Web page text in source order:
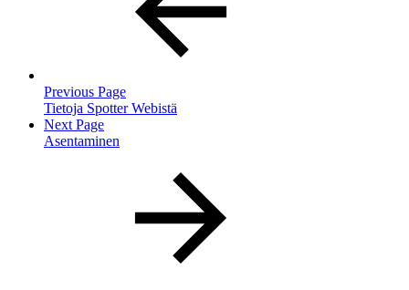
Previous Page
Tietoja Spotter Webistä
Next Page
Asentaminen